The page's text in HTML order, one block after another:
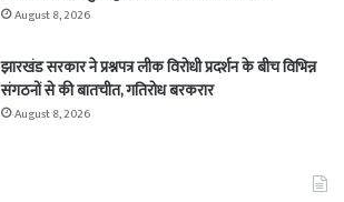
August 8, 2026
झारखंड सरकार ने प्रश्नपत्र लीक विरोधी प्रदर्शन के बीच विभिन्न
संगठनों से की बातचीत, गतिरोध बरकरार
August 8, 2026